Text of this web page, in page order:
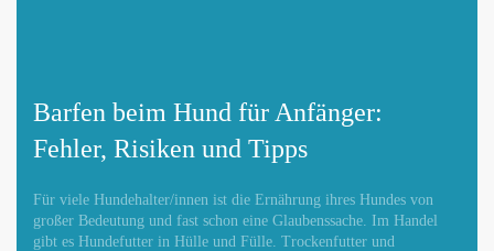
Barfen beim Hund für Anfänger:
Fehler, Risiken und Tipps
Für viele Hundehalter/innen ist die Ernährung ihres Hundes von
großer Bedeutung und fast schon eine Glaubenssache. Im Handel
gibt es Hundefutter in Hülle und Fülle. Trockenfutter und